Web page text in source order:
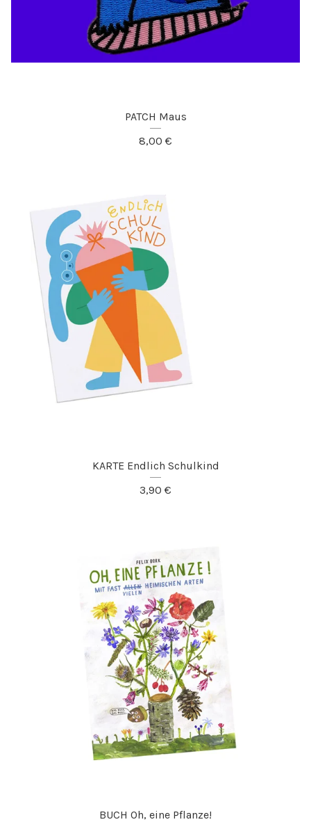
PATCH Maus
8,00 €
KARTE Endlich Schulkind
3,90 €
BUCH Oh, eine Pflanze!